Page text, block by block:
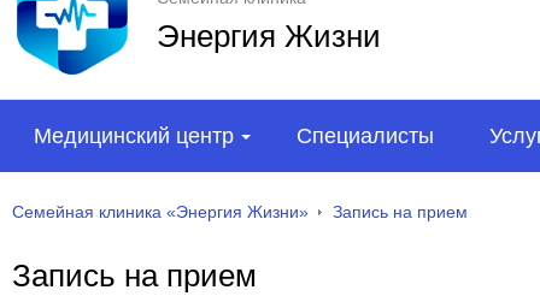
Энергия Жизни
Медицинский центр Специалисты
Семейная клиника «Энергия Жизни» Запись на прием
Запись на прием